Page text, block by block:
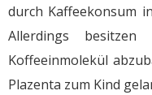
durch Kaffeekonsum
Allerdings
Koffeeinmolekül
Plazenta zum Kind